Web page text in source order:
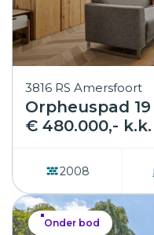
3816 RS Amersfoort
Orpheuspad 19
€ 480.000,- k.k.
2008
Onder bod